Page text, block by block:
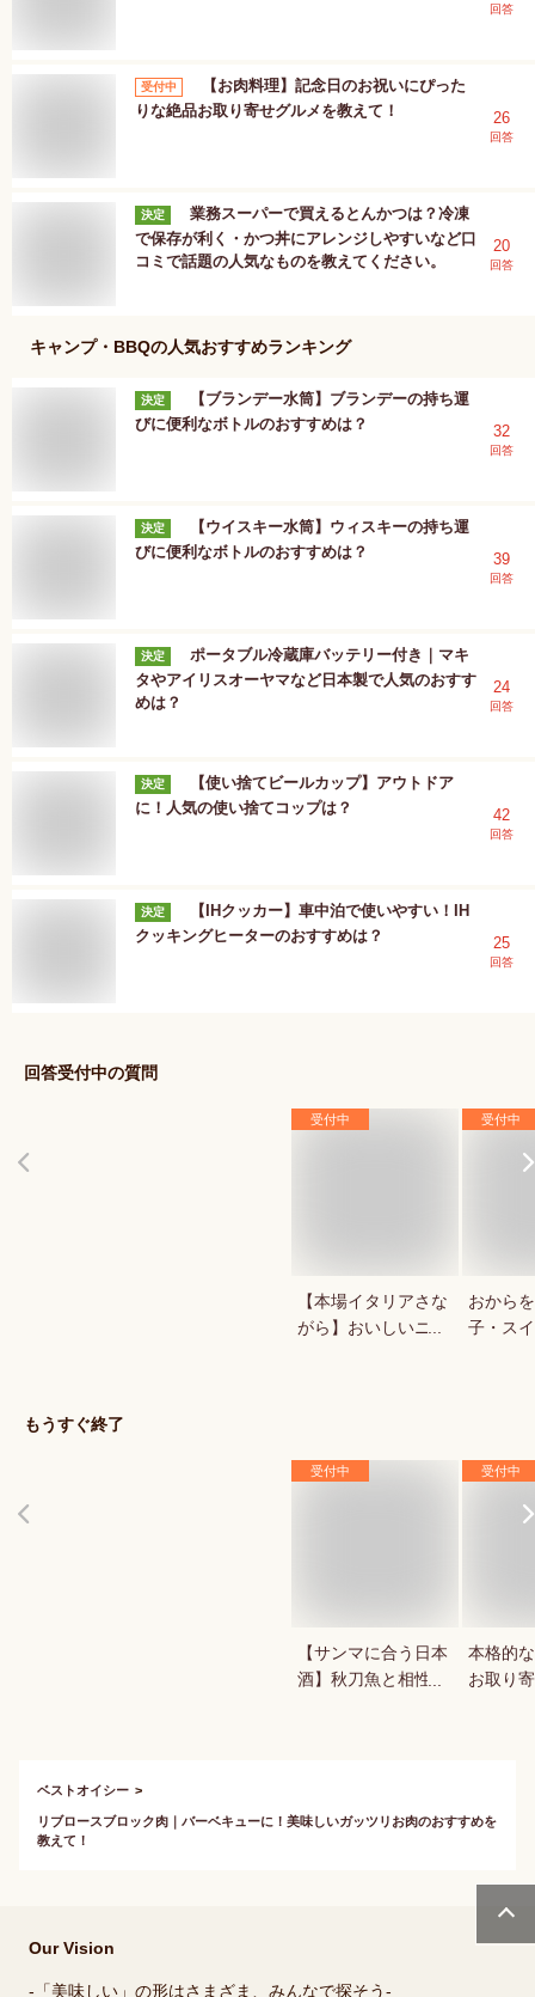
回答
受付中
【お肉料理】記念日のお祝いにぴった
りな絶品お取り寄せグルメを教えて！
26
回答
決定
業務スーパーで買えるとんかつは？冷凍
で保存が利く・かつ丼にアレンジしやすいなど口
コミで話題の人気なものを教えてください。
20
回答
キャンプ・BBQの人気おすすめランキング
決定
【ブランデー水筒】ブランデーの持ち運
びに便利なボトルのおすすめは？
32
回答
決定
【ウイスキー水筒】ウィスキーの持ち運
びに便利なボトルのおすすめは？
39
回答
決定
ポータブル冷蔵庫バッテリー付き｜マキ
タやアイリスオーヤマなど日本製で人気のおすす
めは？
24
回答
決定
【使い捨てビールカップ】アウトドア
に！人気の使い捨てコップは？
42
回答
決定
【IHクッカー】車中泊で使いやすい！IH
クッキングヒーターのおすすめは？
25
回答
回答受付中の質問
受付中
【本場イタリアさな
がら】おいしいニョ
受付中
おから
子・ス
もうすぐ終了
受付中
【サンマに合う日本
酒】秋刀魚と相性抜
受付中
本格的
お取り
ベストオイシー
リブロースブロック肉｜バーベキューに！美味しいガッツリお肉のおすすめを
教えて！
Our Vision
-「美味しい」の形はさまざま、みんなで探そう-